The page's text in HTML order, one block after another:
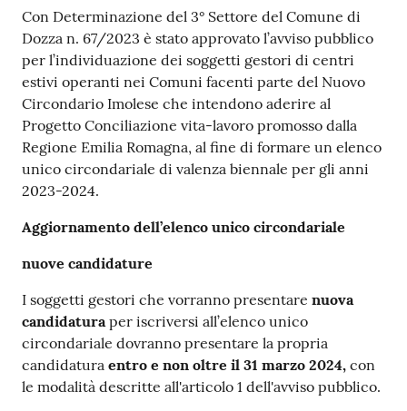
Con Determinazione del 3° Settore del Comune di
Dozza n. 67/2023 è stato approvato l’avviso pubblico
per l’individuazione dei soggetti gestori di centri
estivi operanti nei Comuni facenti parte del Nuovo
Circondario Imolese che intendono aderire al
Progetto Conciliazione vita-lavoro promosso dalla
Regione Emilia Romagna, al fine di formare un elenco
unico circondariale di valenza biennale per gli anni
2023-2024.
Aggiornamento dell’elenco unico circondariale
nuove candidature
I soggetti gestori che vorranno presentare nuova
candidaturaper iscriversi all’elenco unico
circondariale dovranno presentare la propria
candidatura entro e non oltre il 31 marzo 2024, con
le modalità descritte all'articolo 1 dell'avviso pubblico.